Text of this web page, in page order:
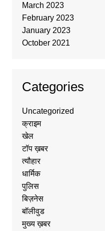
March 2023
February 2023
January 2023
October 2021
Categories
Uncategorized
क्राइम
खेल
टॉप ख़बर
त्यौहार
धार्मिक
पुलिस
बिज़नेस
बॉलीवुड
मुख्य ख़बर